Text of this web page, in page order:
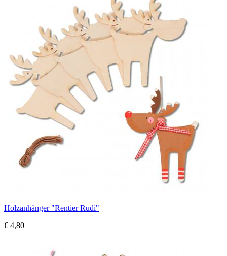
Holzanhänger "Rentier Rudi"
€ 4,80